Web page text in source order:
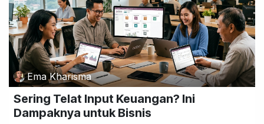
Ema Kharisma
Sering Telat Input Keuangan? Ini
Dampaknya untuk Bisnis